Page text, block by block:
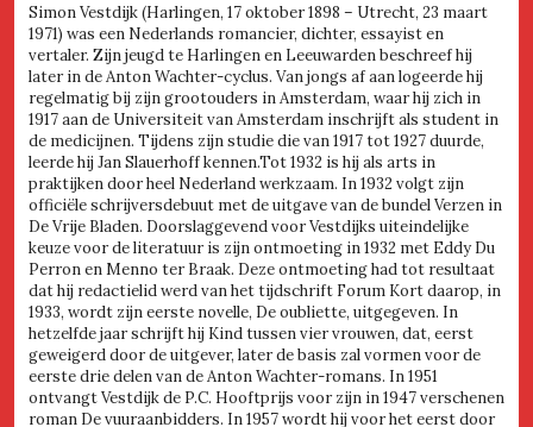
Simon Vestdijk (Harlingen, 17 oktober 1898 – Utrecht, 23 maart
1971) was een Nederlands romancier, dichter, essayist en
vertaler. Zijn jeugd te Harlingen en Leeuwarden beschreef hij
later in de Anton Wachter-cyclus. Van jongs af aan logeerde hij
regelmatig bij zijn grootouders in Amsterdam, waar hij zich in
1917 aan de Universiteit van Amsterdam inschrijft als student in
de medicijnen. Tijdens zijn studie die van 1917 tot 1927 duurde,
leerde hij Jan Slauerhoff kennen.Tot 1932 is hij als arts in
praktijken door heel Nederland werkzaam. In 1932 volgt zijn
officiële schrijversdebuut met de uitgave van de bundel Verzen in
De Vrije Bladen. Doorslaggevend voor Vestdijks uiteindelijke
keuze voor de literatuur is zijn ontmoeting in 1932 met Eddy Du
Perron en Menno ter Braak. Deze ontmoeting had tot resultaat
dat hij redactielid werd van het tijdschrift Forum Kort daarop, in
1933, wordt zijn eerste novelle, De oubliette, uitgegeven. In
hetzelfde jaar schrijft hij Kind tussen vier vrouwen, dat, eerst
geweigerd door de uitgever, later de basis zal vormen voor de
eerste drie delen van de Anton Wachter-romans. In 1951
ontvangt Vestdijk de P.C. Hooftprijs voor zijn in 1947 verschenen
roman De vuuraanbidders. In 1957 wordt hij voor het eerst door